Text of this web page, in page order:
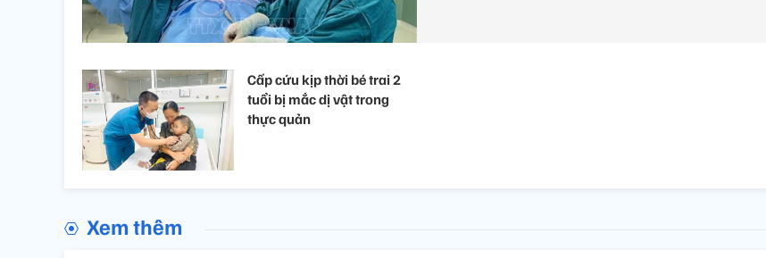
Cấp cứu kịp thời bé trai 2
tuổi bị mắc dị vật trong
thực quản
Xem thêm